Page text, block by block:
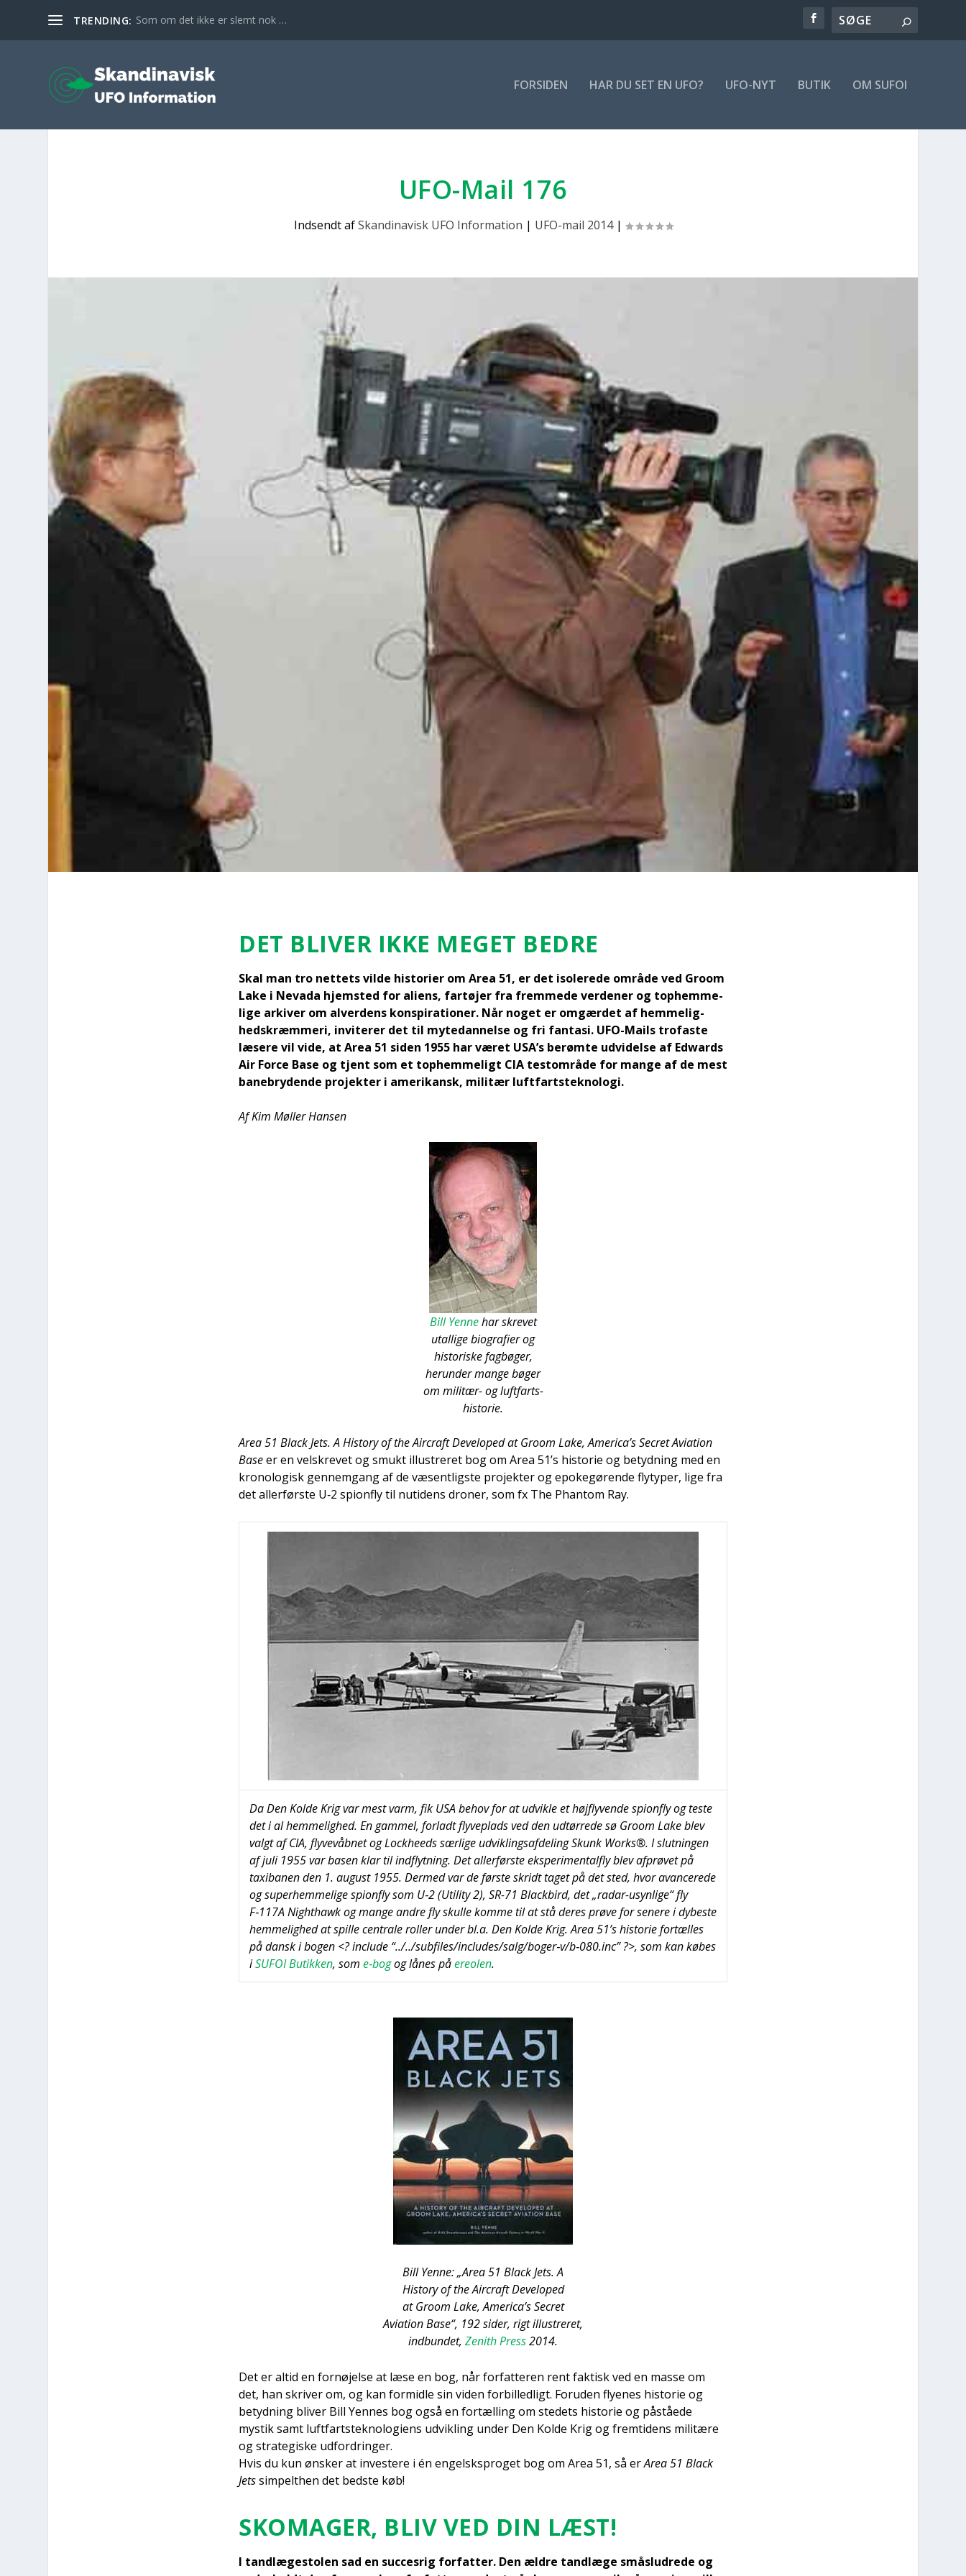
TRENDING: Som om det ikke er slemt nok …
FOR­SI­DEN HAR DU SET EN UFO? UFO-NYT BUTIK OM SUFOI
UFO-Mail 176
Indsendt afSkandinavisk UFO Information | UFO-mail 2014|
DET BLI­VER IKKE MEGET BED­RE
Skal man tro net­tets vil­de histo­ri­er om Area 51, er det iso­le­re­de områ­de ved Groom
Lake i Neva­da hjem­sted for ali­ens, far­tø­jer fra frem­me­de ver­de­ner og top­hem­me­
li­ge arki­ver om alver­dens kon­spira­tio­ner. Når noget er omgær­det af hem­me­lig­
heds­kræm­me­ri, invi­te­rer det til myte­dan­nel­se og fri fan­ta­si. UFO-Mails tro­fa­ste
læse­re vil vide, at Area 51 siden 1955 har været USA’s berøm­te udvi­del­se af Edwards
Air For­ce Base og tjent som et top­hem­me­ligt CIA test­om­rå­de for man­ge af de mest
bane­bry­den­de pro­jek­ter i ame­ri­kansk, mili­tær luft­fart­s­tek­no­lo­gi.
Af Kim Møl­ler Han­sen
Bill Yen­nehar skre­vet
utal­li­ge bio­gra­fi­er og
histo­ri­ske fag­bø­ger,
her­un­der man­ge bøger
om mili­tær- og luft­farts-
histo­rie.
Area 51 Bla­ck Jets. A History of the Aircraft Deve­l­oped at Groom Lake, Ame­ri­ca’s Secret Avi­a­tion
Baseer en velskre­vet og smukt illu­stre­ret bog om Area 51’s histo­rie og betyd­ning med en
kro­no­lo­gisk gen­nem­gang af de væsent­lig­ste pro­jek­ter og epo­ke­gø­ren­de fly­ty­per, lige fra
det aller­før­ste U‑2 spionfly til nuti­dens dro­ner, som fx The Phan­tom Ray.
Da Den Kol­de Krig var mest varm, fik USA behov for at udvik­le et høj­fly­ven­de spionfly og teste
det i al hem­me­lig­hed. En gam­mel, for­ladt fly­ve­plads ved den udtør­re­de sø Groom Lake blev
valgt af CIA, fly­ve­våb­net og Lock­he­eds sær­li­ge udvik­lings­af­de­ling Skunk Wor­ks®. I slut­nin­gen
af juli 1955 var basen klar til ind­flyt­ning. Det aller­før­ste eks­pe­ri­men­tal­fly blev afprø­vet på
taxi­ba­nen den 1. august 1955. Der­med var de før­ste skridt taget på det sted, hvor avan­ce­re­de
og super­hem­me­li­ge spionfly som U‑2 (Uti­li­ty 2), SR-71 Bla­ck­bird, det „radar-usyn­li­ge“ fly
F‑117A Nigh­t­hawk og man­ge andre fly skul­le kom­me til at stå deres prø­ve for sene­re i dybe­ste
hem­me­lig­hed at spil­le cen­tra­le rol­ler under bl.a. Den Kol­de Krig. Area 51’s histo­rie for­tæl­les
på dansk i bogen <? inclu­de “../../subfiles/includes/salg/boger‑v/b‑080.inc” ?>, som kan købes
iSUFOI Butik­ken, som e‑bogog lånes påere­o­len.
Bill Yen­ne: „Area 51 Bla­ck Jets. A
History of the Aircraft Deve­l­oped
at Groom Lake, Ame­ri­ca’s Secret
Avi­a­tion Base“, 192 sider, rigt illu­stre­ret,
ind­bun­det, Zenith Press2014.
Det er altid en for­nø­jel­se at læse en bog, når for­fat­te­ren rent fak­tisk ved en mas­se om
det, han skri­ver om, og kan for­mid­le sin viden for­bil­led­ligt. For­u­den fly­e­nes histo­rie og
betyd­ning bli­ver Bill Yen­nes bog også en for­tæl­ling om ste­dets histo­rie og påstå­e­de
mystik samt luft­fart­s­tek­no­lo­gi­ens udvik­ling under Den Kol­de Krig og frem­ti­dens mili­tæ­re
og stra­te­gi­ske udfor­drin­ger.
Hvis du kun ønsker at inve­ste­re i én engelsk­spro­get bog om Area 51, så erArea 51 Bla­ck
Jetssim­pelt­hen det bed­ste køb!
SKO­MA­GER, BLIV VED DIN LÆST!
I tand­læ­ge­sto­len sad en suc­ces­rig for­fat­ter. Den ældre tand­læ­ge små­slud­re­de og